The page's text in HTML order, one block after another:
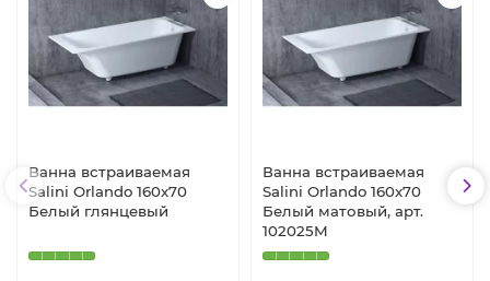
Ванна встраиваемая
Salini Orlando 160x70
Белый глянцевый
Ванна встраиваемая
Salini Orlando 160x70
Белый матовый, арт.
102025M